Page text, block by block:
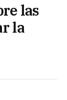
las
la